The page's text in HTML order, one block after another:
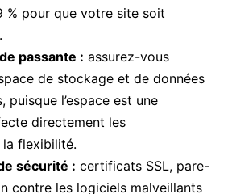
% pour que votre site soit
passante : assurez-vous
de stockage et de données
puisque l’espace est une
directement les
flexibilité.
sécurité : certificats SSL, pare-
contre les logiciels malveillants